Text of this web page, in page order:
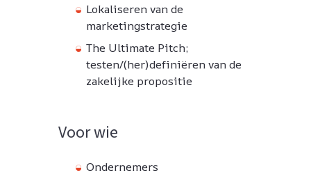
Lokaliseren van de
marketingstrategie
The Ultimate Pitch;
testen/(her)definiëren van de
zakelijke propositie
Voor wie
Ondernemers